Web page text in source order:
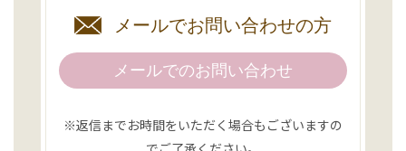
メールでお問い合わせの方
メールでのお問い合わせ
※返信までお時間をいただく場合もございますの